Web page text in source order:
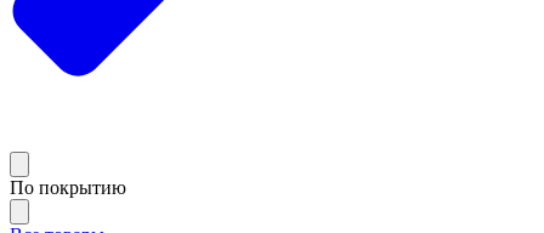
По покрытию